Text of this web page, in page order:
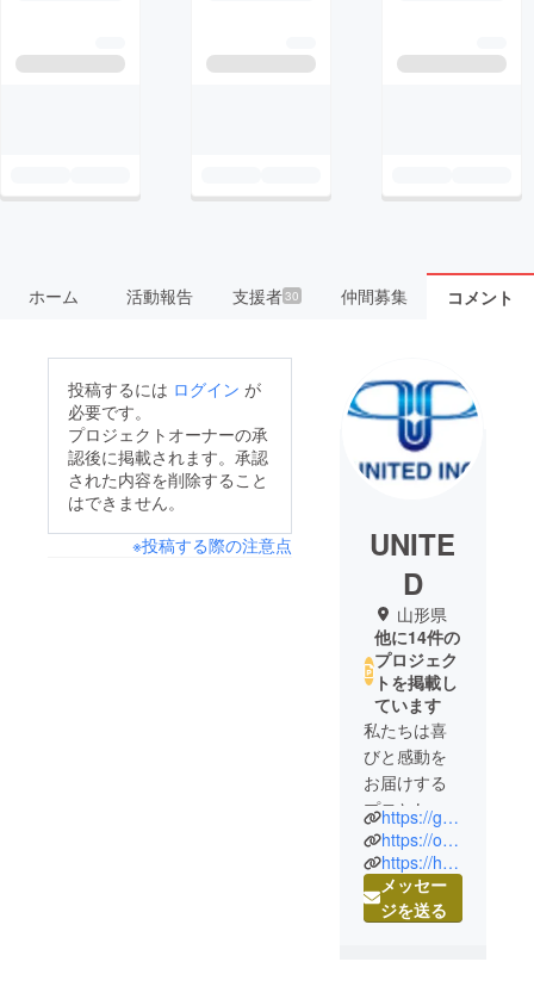
ホーム 活動報告 支援者30 仲間募集 コメント
投稿するには ログイン が
必要です。
プロジェクトオーナーの承
認後に掲載されます。承認
された内容を削除すること
はできません。
※投稿する際の注意点
UNITE
D
山形県
他に14件の
プロジェク
トを掲載し
ています
私たちは喜
びと感動を
お届けする
プロとし
て、様々な
事業を営ん
でします。
海外の選り
https://graphene-xjapan.com/
https://oros-japan.com/
https://haika.info/
メッセー
ジを送る